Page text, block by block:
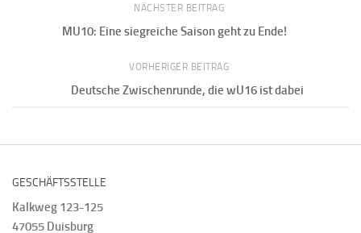
NÄCHSTER BEITRAG
MU10: Eine siegreiche Saison geht zu Ende!
VORHERIGER BEITRAG
Deutsche Zwischenrunde, die wU16 ist dabei
GESCHÄFTSSTELLE
Kalkweg 123-125
47055 Duisburg